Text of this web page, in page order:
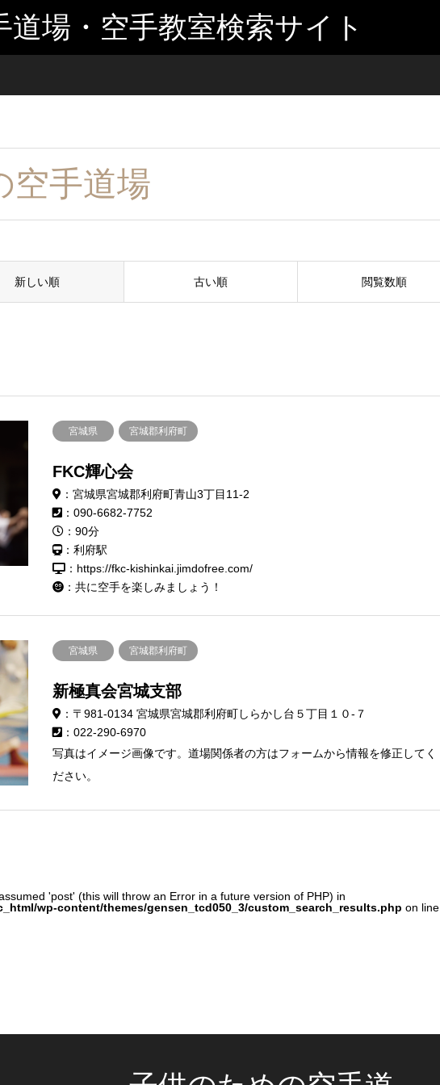
場・空手教室検索サイト
空手道場
新しい順 古い順 閲覧数順
宮城県 宮城郡利府町
FKC輝心会
：宮城県宮城郡利府町青山3丁目11-2
：090-6682-7752
：90分
：利府駅
：https://fkc-kishinkai.jimdofree.com/
：共に空手を楽しみましょう！
宮城県 宮城郡利府町
新極真会宮城支部
：〒981-0134 宮城県宮城郡利府町しらかし台５丁目１０-７
：022-290-6970
写真はイメージ画像です。道場関係者の方はフォームから情報を修正してく
ださい。
'post' (this will throw an Error in a future version of PHP) in
wp-content/themes/gensen_tcd050_3/custom_search_results.php on line